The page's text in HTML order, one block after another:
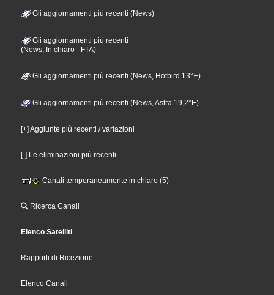
Gli aggiornamenti più recenti (News)
Gli aggiornamenti più recenti
(News, In chiaro - FTA)
Gli aggiornamenti più recenti (News, Hotbird 13°E)
Gli aggiornamenti più recenti (News, Astra 19,2°E)
[+] Aggiunte più recenti / variazioni
[-] Le eliminazioni più recenti
Canali temporaneamente in chiaro (5)
Ricerca Canali
Elenco Satelliti
Rapporti di Ricezione
Elenco Canali